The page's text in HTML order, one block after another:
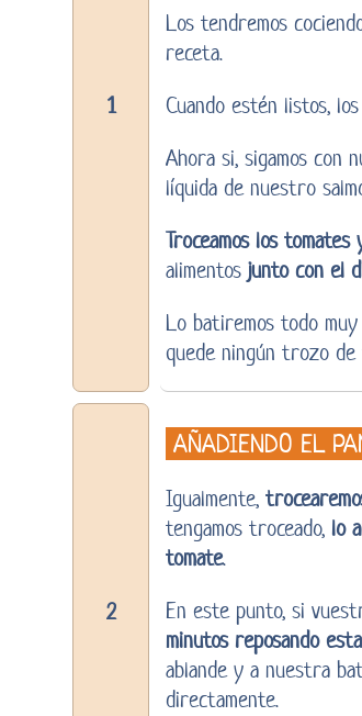
1
Los tendremos
receta.
Cuando estén listos,
Ahora si, sigamos con
líquida de nuestro
Troceamos los
alimentos junto con el
Lo batiremos todo
quede ningún trozo de
2
AÑADIENDO EL
Igualmente,
tengamos troceado, lo
tomate.
En este punto, si
minutos reposando
ablande y a nuestra
directamente.